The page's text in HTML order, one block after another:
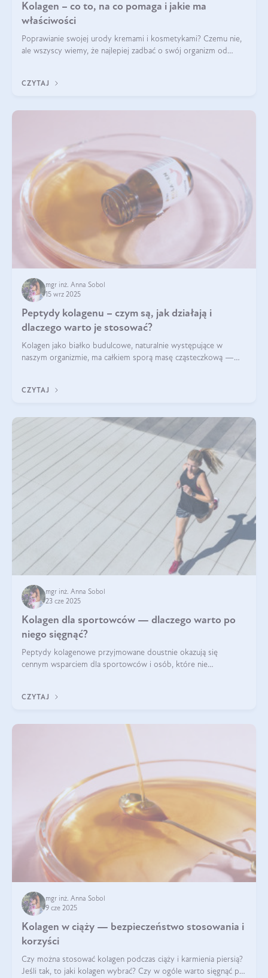
Kolagen – co to, na co pomaga i jakie ma
właściwości
Poprawianie swojej urody kremami i kosmetykami? Czemu nie,
ale wszyscy wiemy, że najlepiej zadbać o swój organizm od
wysokiej jakości suplem
CZYTAJ
mgr inż. Anna Sobol
15 wrz 2025
Peptydy kolagenu – czym są, jak działają i
dlaczego warto je stosować?
Kolagen jako białko budulcowe, naturalnie występujące w
naszym organizmie, ma całkiem sporą masę cząsteczkową —
bardziej biodostępny
CZYTAJ
mgr inż. Anna Sobol
23 cze 2025
Kolagen dla sportowców — dlaczego warto po
niego sięgnąć?
Peptydy kolagenowe przyjmowane doustnie okazują się
cennym wsparciem dla sportowców i osób, które nie
CZYTAJ
mgr inż. Anna Sobol
9 cze 2025
Kolagen w ciąży — bezpieczeństwo stosowania i
korzyści
Czy można stosować kolagen podczas ciąży i karmienia piersią?
Jeśli tak, to jaki kolagen wybrać? Czy w ogóle warto sięgnąć po